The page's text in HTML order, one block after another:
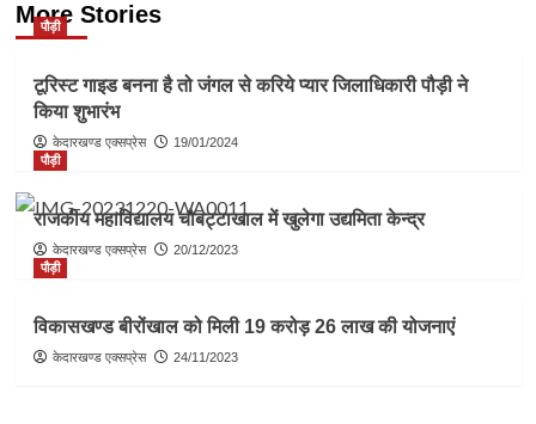
More Stories
पौड़ी
टूरिस्ट गाइड बनना है तो जंगल से करिये प्यार जिलाधिकारी पौड़ी ने
किया शुभारंभ
केदारखण्ड एक्सप्रेस
19/01/2024
पौड़ी
राजकीय महाविद्यालय चौबट्टाखाल में खुलेगा उद्यमिता केन्द्र
केदारखण्ड एक्सप्रेस
20/12/2023
पौड़ी
विकासखण्ड बीरोंखाल को मिली 19 करोड़ 26 लाख की योजनाएं
केदारखण्ड एक्सप्रेस 24/11/2023